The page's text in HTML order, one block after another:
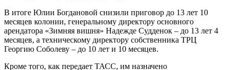
В итоге Юлии Богдановой снизили приговор до 13 лет 10
месяцев колонии, генеральному директору основного
арендатора «Зимняя вишня» Надежде Судденок – до 13 лет 4
месяцев, а техническому директору собственника ТРЦ
Георгию Соболеву – до 10 лет и 10 месяцев.
Кроме того, как передает ТАСС, им назначено